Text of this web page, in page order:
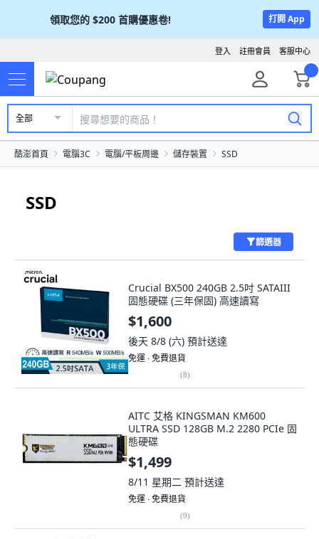
領取您的 $200 首購優惠卷! 打開 App
客服中心
註冊會員
登入
全部
酷澎首頁 電腦3C 電腦/平板周邊 儲存裝置 SSD
SSD
篩選器
Crucial BX500 240GB 2.5吋 SATAIII
固態硬碟 (三年保固) 高速讀寫
$1,600
後天 8/8 (六) 預計送達
免運 ∙ 免費退貨
(8)
AITC 艾格 KINGSMAN KM600
ULTRA SSD 128GB M.2 2280 PCIe 固
態硬碟
$1,499
8/11 星期二 預計送達
免運 ∙ 免費退貨
(9)